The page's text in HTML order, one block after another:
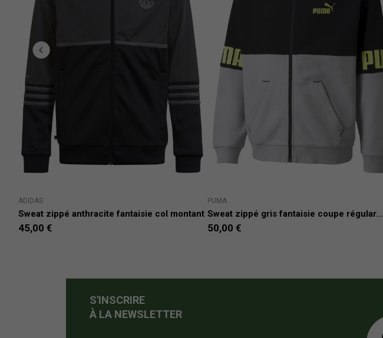
ADIDAS
Sweat zippé anthracite fantaisie col montant
45,00 €
PUMA
Sweat zippé gris fantaisie coupe régular...
50,00 €
S'INSCRIRE
À LA NEWSLETTER